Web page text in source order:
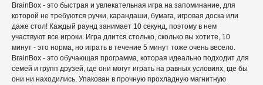
BrainBox - это быстрая и увлекательная игра на запоминание, для
которой не требуются ручки, карандаши, бумага, игровая доска или
даже стол! Каждый раунд занимает 10 секунд, поэтому в нем
участвуют все игроки. Игра длится столько, сколько вы хотите, 10
минут - это норма, но играть в течение 5 минут тоже очень весело.
BrainBox - это обучающая программа, которая идеально подходит для
семей и групп друзей, где они могут играть на равных условиях, где бы
они ни находились. Упакован в прочную прохладную магнитную